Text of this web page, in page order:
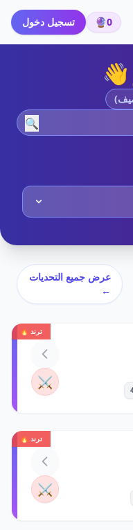
0
🔮 تسجيل دخول
👋
🔍
عرض جميع التحديات
←
ترند 🔥
⚔️
ترند 🔥
⚔️